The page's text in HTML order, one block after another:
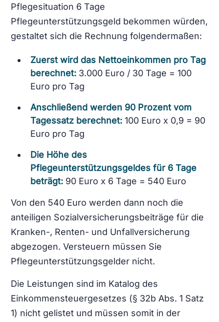
Pflegesituation 6 Tage
Pflegeunterstützungsgeld bekommen würden,
gestaltet sich die Rechnung folgendermaßen:
Zuerst wird das Nettoeinkommen pro Tag
berechnet: 3.000 Euro / 30 Tage = 100
Euro pro Tag
Anschließend werden 90 Prozent vom
Tagessatz berechnet:100 Euro x 0,9 = 90
Euro pro Tag
Die Höhe des
Pflegeunterstützungsgeldes für 6 Tage
beträgt: 90 Euro x 6 Tage = 540 Euro
Von den 540 Euro werden dann noch die
anteiligen Sozialversicherungsbeiträge für die
Kranken-, Renten- und Unfallversicherung
abgezogen. Versteuern müssen Sie
Pflegeunterstützungsgelder nicht.
Die Leistungen sind im Katalog des
Einkommensteuergesetzes (§ 32b Abs. 1 Satz
1) nicht gelistet und müssen somit in der